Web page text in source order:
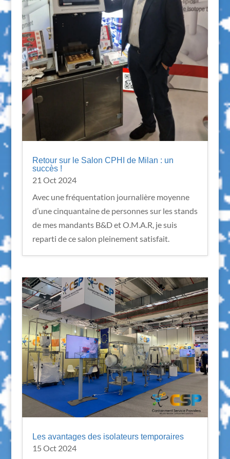
Retour sur le Salon CPHI de Milan : un
succès !
21 Oct 2024
Avec une fréquentation journalière moyenne
d’une cinquantaine de personnes sur les stands
de mes mandants B&D et O.M.A.R, je suis
reparti de ce salon pleinement satisfait.
Les avantages des isolateurs temporaires
15 Oct 2024